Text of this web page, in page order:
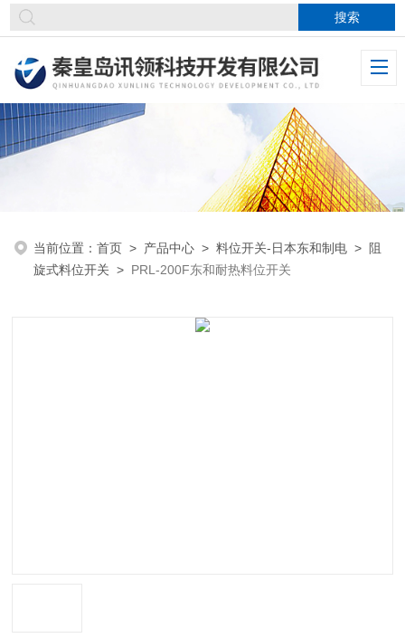
当前位置：首页 > 产品中心 >料位开关-日本东和制电 > 阻
旋式料位开关 > PRL-200F东和耐热料位开关